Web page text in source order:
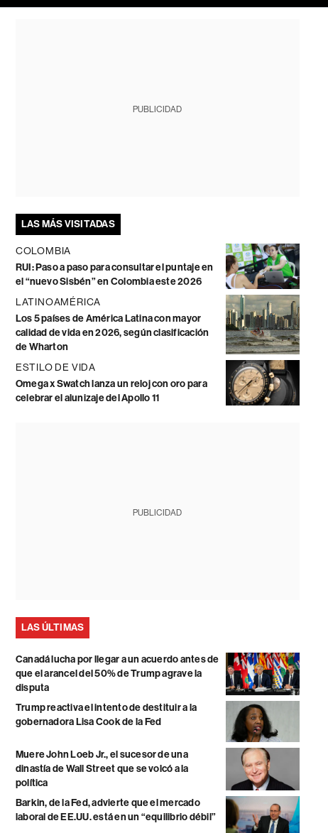
PUBLICIDAD
LAS MÁS VISITADAS
COLOMBIA
RUI: Paso a paso para consultar el puntaje en
el “nuevo Sisbén” en Colombia este 2026
LATINOAMÉRICA
Los 5 países de América Latina con mayor
calidad de vida en 2026, según clasificación
de Wharton
ESTILO DE VIDA
Omega x Swatch lanza un reloj con oro para
celebrar el alunizaje del Apollo 11
PUBLICIDAD
LAS ÚLTIMAS
Canadá lucha por llegar a un acuerdo antes de
que el arancel del 50% de Trump agrave la
disputa
Trump reactiva el intento de destituir a la
gobernadora Lisa Cook de la Fed
Muere John Loeb Jr., el sucesor de una
dinastía de Wall Street que se volcó a la
política
Barkin, de la Fed, advierte que el mercado
laboral de EE.UU. está en un “equilibrio débil”